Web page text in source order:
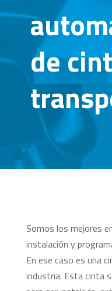
de
Somos los mejores
instalación y
En ese caso es una
industria. Esta cinta